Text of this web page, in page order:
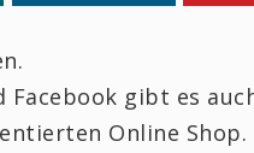
gibt es
Online Shop.